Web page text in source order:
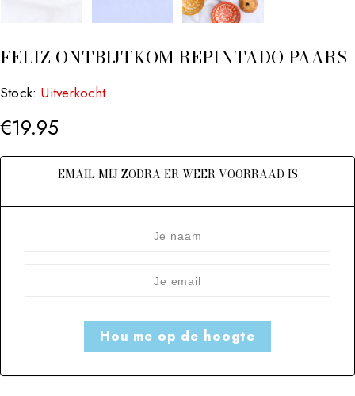
FELIZ ONTBIJTKOM REPINTADO PAARS
Stock: Uitverkocht
€19.95
EMAIL MIJ ZODRA ER WEER VOORRAAD IS